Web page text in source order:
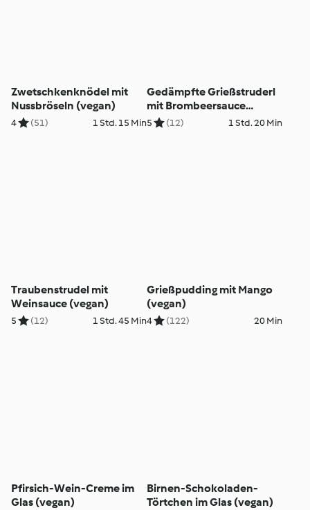
Zwetschkenknödel mit
Nussbröseln (vegan)
4 (51) 1 Std. 15 Min
Gedämpfte Grießstruderl
mit Brombeersauce
(vegan)
5 (12) 1 Std. 20 Min
Traubenstrudel mit
Weinsauce (vegan)
5 (12) 1 Std. 45 Min
Grießpudding mit Mango
(vegan)
4 (122) 20 Min
Pfirsich-Wein-Creme im
Glas (vegan)
Birnen-Schokoladen-
Törtchen im Glas (vegan)